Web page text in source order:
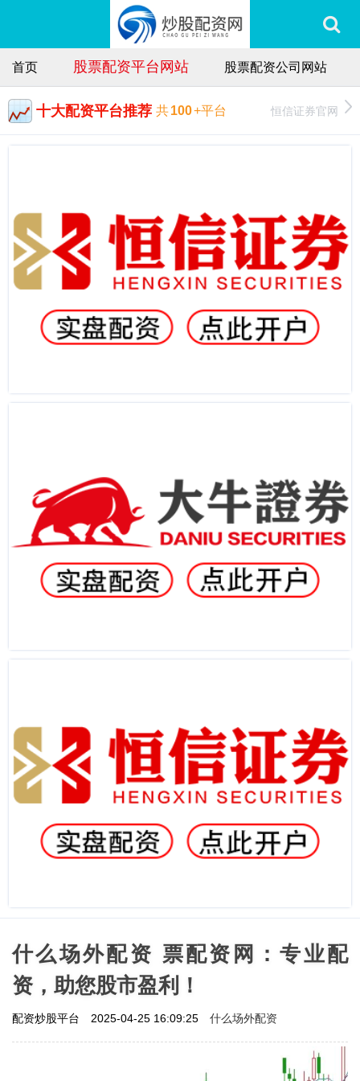
首页 股票配资平台网站 股票配资公司网站
十大配资平台推荐 共100+平台 恒信证券官网
什么场外配资 票配资网：专业配
资，助您股市盈利！
配资炒股平台 2025-04-25 16:09:25 什么场外配资